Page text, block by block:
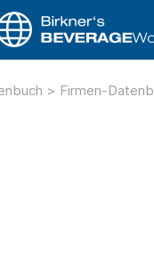
> Firmen-